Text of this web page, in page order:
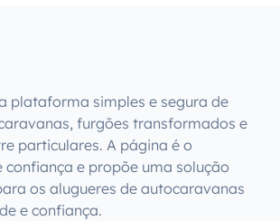
plataforma simples e segura de
furgões transformados e
particulares. A página é o
confiança e propõe uma solução
os alugueres de autocaravanas
e confiança.